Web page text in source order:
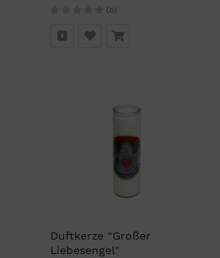
(0)
Duftkerze "Großer
Liebesengel"